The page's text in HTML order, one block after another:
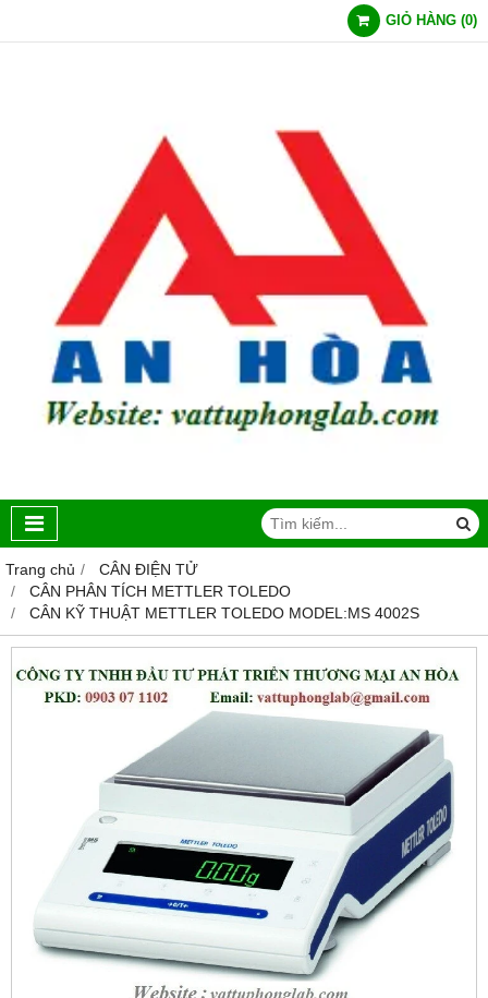
GIỎ HÀNG (0)
Trang chủ
CÂN ĐIỆN TỬ
CÂN PHÂN TÍCH METTLER TOLEDO‎
CÂN KỸ THUẬT METTLER TOLEDO MODEL:MS 4002S